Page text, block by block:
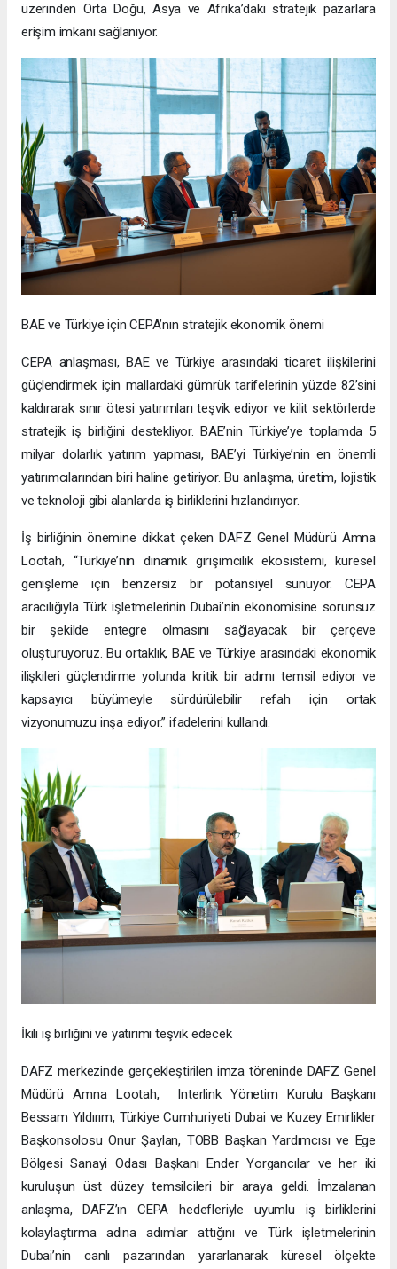
üzerinden Orta Doğu, Asya ve Afrika’daki stratejik pazarlara
erişim imkanı sağlanıyor.
BAE ve Türkiye için CEPA’nın stratejik ekonomik önemi
CEPA anlaşması, BAE ve Türkiye arasındaki ticaret ilişkilerini
güçlendirmek için mallardaki gümrük tarifelerinin yüzde 82’sini
kaldırarak sınır ötesi yatırımları teşvik ediyor ve kilit sektörlerde
stratejik iş birliğini destekliyor. BAE’nin Türkiye’ye toplamda 5
milyar dolarlık yatırım yapması, BAE’yi Türkiye’nin en önemli
yatırımcılarından biri haline getiriyor. Bu anlaşma, üretim, lojistik
ve teknoloji gibi alanlarda iş birliklerini hızlandırıyor.
İş birliğinin önemine dikkat çeken DAFZ Genel Müdürü Amna
Lootah, “Türkiye’nin dinamik girişimcilik ekosistemi, küresel
genişleme için benzersiz bir potansiyel sunuyor. CEPA
aracılığıyla Türk işletmelerinin Dubai’nin ekonomisine sorunsuz
bir şekilde entegre olmasını sağlayacak bir çerçeve
oluşturuyoruz. Bu ortaklık, BAE ve Türkiye arasındaki ekonomik
ilişkileri güçlendirme yolunda kritik bir adımı temsil ediyor ve
kapsayıcı büyümeyle sürdürülebilir refah için ortak
vizyonumuzu inşa ediyor.” ifadelerini kullandı.
İkili iş birliğini ve yatırımı teşvik edecek
DAFZ merkezinde gerçekleştirilen imza töreninde DAFZ Genel
Müdürü Amna Lootah, Interlink Yönetim Kurulu Başkanı
Bessam Yıldırım, Türkiye Cumhuriyeti Dubai ve Kuzey Emirlikler
Başkonsolosu Onur Şaylan, TOBB Başkan Yardımcısı ve Ege
Bölgesi Sanayi Odası Başkanı Ender Yorgancılar ve her iki
kuruluşun üst düzey temsilcileri bir araya geldi. İmzalanan
anlaşma, DAFZ’ın CEPA hedefleriyle uyumlu iş birliklerini
kolaylaştırma adına adımlar attığını ve Türk işletmelerinin
Dubai’nin canlı pazarından yararlanarak küresel ölçekte